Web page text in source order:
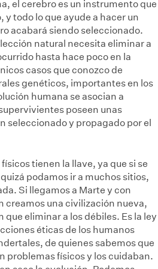
el cerebro es un instrumento que
todo lo que ayude a hacer un
acabará siendo seleccionado.
natural necesita eliminar a
hasta hace poco en la
casos que conozco de
genéticos, importantes en los
humana se asocian a
poseen unas
seleccionado y propagado por el
tienen la llave, ya que si se
podamos ir a muchos sitios,
Si llegamos a Marte y con
creamos una civilización nueva,
eliminar a los débiles. Es la ley
éticas de los humanos
de quienes sabemos que
problemas físicos y los cuidaban.